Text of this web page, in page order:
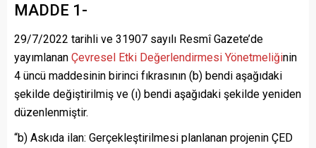
MADDE 1-
29/7/2022 tarihli ve 31907 sayılı Resmî Gazete’de
yayımlanan Çevresel Etki Değerlendirmesi Yönetmeliğinin
4 üncü maddesinin birinci fıkrasının (b) bendi aşağıdaki
şekilde değiştirilmiş ve (ı) bendi aşağıdaki şekilde yeniden
düzenlenmiştir.
“b) Askıda ilan: Gerçekleştirilmesi planlanan projenin ÇED